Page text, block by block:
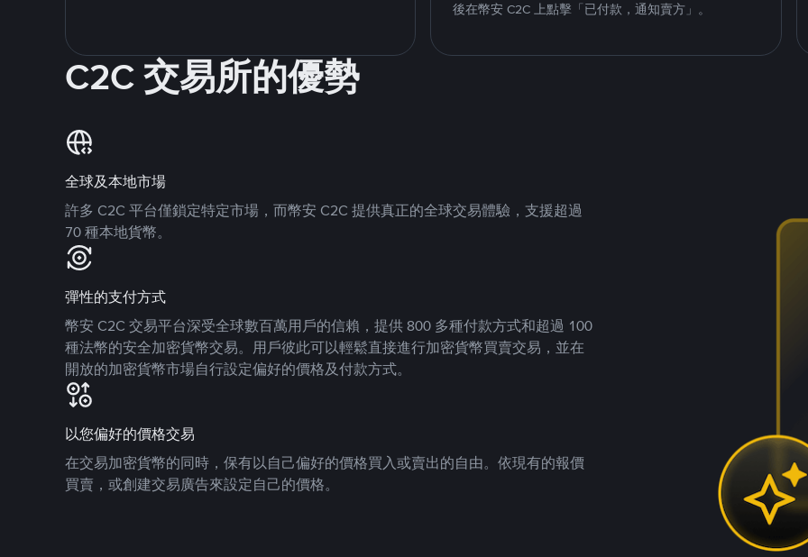
後在幣安 C2C 上點擊「已付款，通知賣方」。
C2C 交易所的優勢
全球及本地市場
許多 C2C 平台僅鎖定特定市場，而幣安 C2C 提供真正的全球交易體驗，支援超過
70 種本地貨幣。
彈性的支付方式
幣安 C2C 交易平台深受全球數百萬用戶的信賴，提供 800 多種付款方式和超過 100
種法幣的安全加密貨幣交易。用戶彼此可以輕鬆直接進行加密貨幣買賣交易，並在
開放的加密貨幣市場自行設定偏好的價格及付款方式。
以您偏好的價格交易
在交易加密貨幣的同時，保有以自己偏好的價格買入或賣出的自由。依現有的報價
買賣，或創建交易廣告來設定自己的價格。